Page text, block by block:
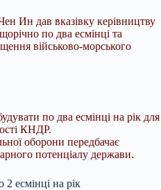
Ин дав вказівку керівництву
по два есмінці та
військово-морського
по два есмінці на рік для
КНДР.
оборони передбачає
потенціалу держави.
есмінці на рік